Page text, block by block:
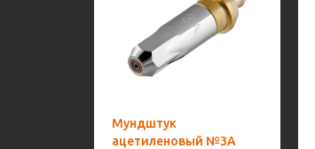
Мундштук
ацетиленовый №3А